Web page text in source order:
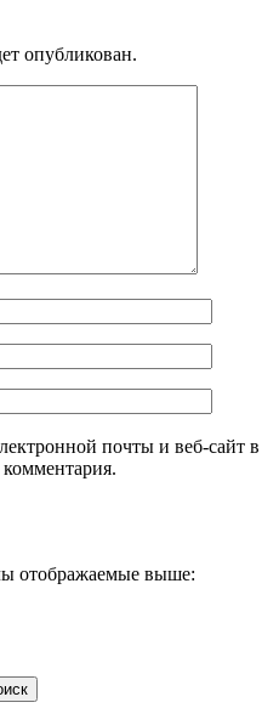
опубликован.
почты и веб-сайт в
отображаемые выше: